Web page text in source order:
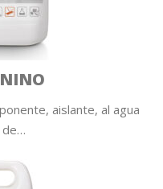
aislante, al agua
de…